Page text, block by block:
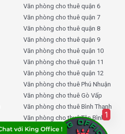
Văn phòng cho thuê quận 6
Văn phòng cho thuê quận 7
Văn phòng cho thuê quận 8
Văn phòng cho thuê quận 9
Văn phòng cho thuê quận 10
Văn phòng cho thuê quận 11
Văn phòng cho thuê quận 12
Văn phòng cho thuê Phú Nhuận
Văn phòng cho thuê Gò Vấp
Văn phòng cho thuê Bình Thạnh
Văn phòng cho thuê Tân Bình
Văn phòng cho thuê Tân Phú
1